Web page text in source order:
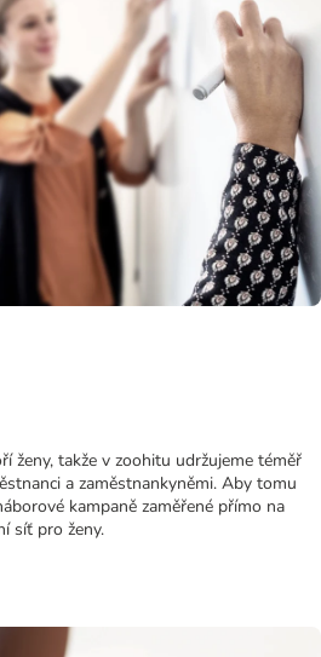
ženy, takže v zoohitu udržujeme téměř
a zaměstnankyněmi. Aby tomu
kampaně zaměřené přímo na
síť pro ženy.